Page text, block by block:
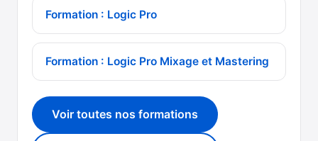
Formation : Logic Pro
Formation : Logic Pro Mixage et Mastering
Voir toutes nos formations